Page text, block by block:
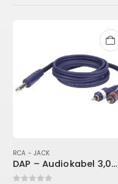
RCA - JACK
DAP – Audiokabel 3,0 M Stereo Jack – 2 RCA